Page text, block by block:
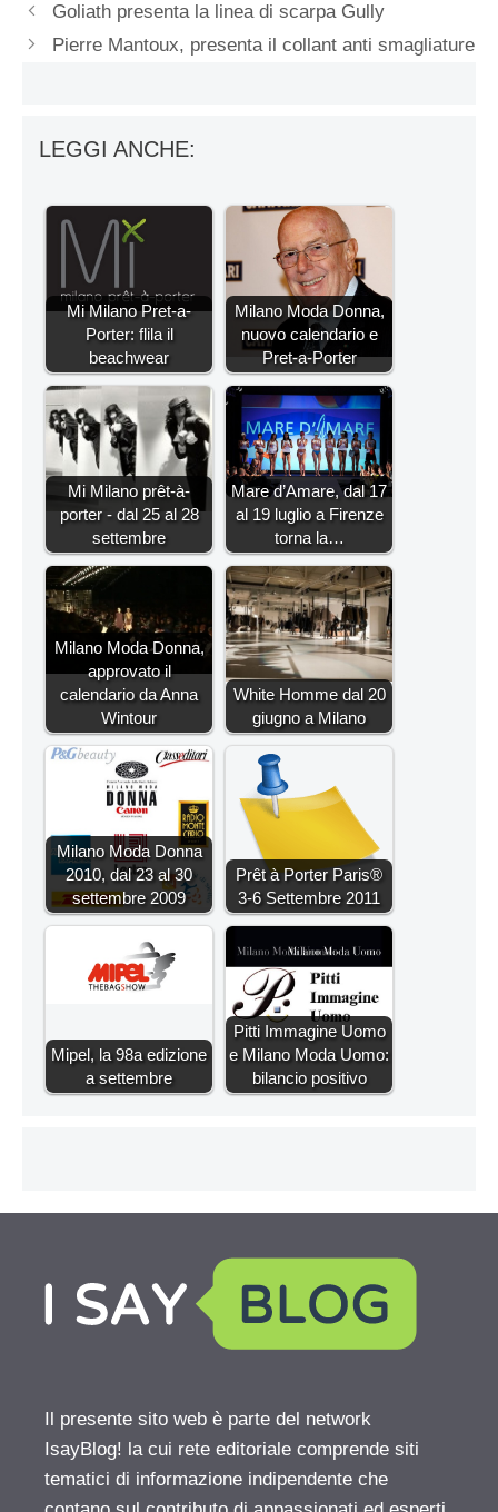
Goliath presenta la linea di scarpa Gully
Pierre Mantoux, presenta il collant anti smagliature
LEGGI ANCHE:
Mi Milano Pret-a-
Porter: flila il
beachwear
Milano Moda Donna,
nuovo calendario e
Pret-a-Porter
Mi Milano prêt-à-
porter - dal 25 al 28
settembre
Mare d’Amare, dal 17
al 19 luglio a Firenze
torna la…
Milano Moda Donna,
approvato il
calendario da Anna
Wintour
White Homme dal 20
giugno a Milano
Milano Moda Donna
2010, dal 23 al 30
settembre 2009
Prêt à Porter Paris®
3-6 Settembre 2011
Mipel, la 98a edizione
a settembre
Pitti Immagine Uomo
e Milano Moda Uomo:
bilancio positivo
Il presente sito web è parte del network
IsayBlog! la cui rete editoriale comprende siti
tematici di informazione indipendente che